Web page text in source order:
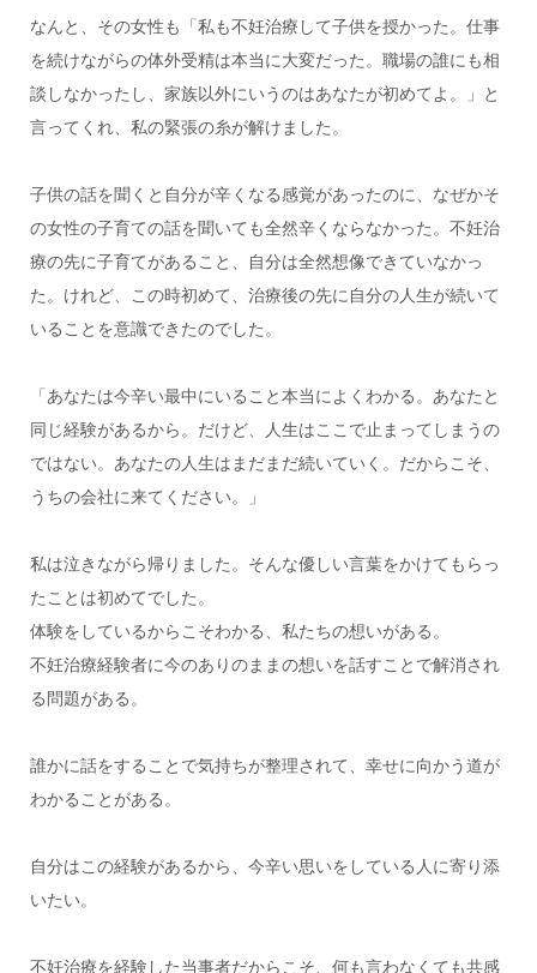
なんと、その女性も「私も不妊治療して子供を授かった。仕事
を続けながらの体外受精は本当に大変だった。職場の誰にも相
談しなかったし、家族以外にいうのはあなたが初めてよ。」と
言ってくれ、私の緊張の糸が解けました。
子供の話を聞くと自分が辛くなる感覚があったのに、なぜかそ
の女性の子育ての話を聞いても全然辛くならなかった。不妊治
療の先に子育てがあること、自分は全然想像できていなかっ
た。けれど、この時初めて、治療後の先に自分の人生が続いて
いることを意識できたのでした。
「あなたは今辛い最中にいること本当によくわかる。あなたと
同じ経験があるから。だけど、人生はここで止まってしまうの
ではない。あなたの人生はまだまだ続いていく。だからこそ、
うちの会社に来てください。」
私は泣きながら帰りました。そんな優しい言葉をかけてもらっ
たことは初めてでした。
体験をしているからこそわかる、私たちの想いがある。
不妊治療経験者に今のありのままの想いを話すことで解消され
る問題がある。
誰かに話をすることで気持ちが整理されて、幸せに向かう道が
わかることがある。
自分はこの経験があるから、今辛い思いをしている人に寄り添
いたい。
不妊治療を経験した当事者だからこそ、何も言わなくても共感